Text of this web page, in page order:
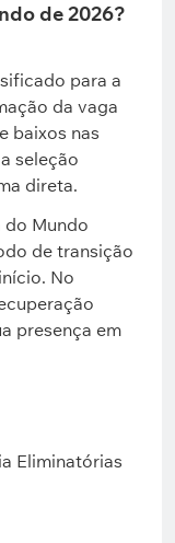
de 2026?
para a
da vaga
baixos nas
seleção
direta.
do Mundo
de transição
No
presença em
Eliminatórias